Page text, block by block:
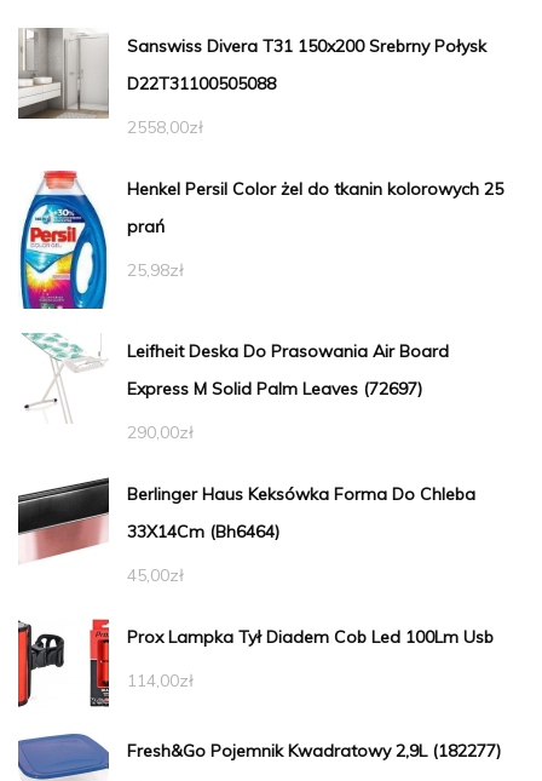
Sanswiss Divera T31 150x200 Srebrny Połysk
D22T31100505088
2558,00zł
Henkel Persil Color żel do tkanin kolorowych 25
prań
25,98zł
Leifheit Deska Do Prasowania Air Board
Express M Solid Palm Leaves (72697)
290,00zł
Berlinger Haus Keksówka Forma Do Chleba
33X14Cm (Bh6464)
45,00zł
Prox Lampka Tył Diadem Cob Led 100Lm Usb
114,00zł
Fresh&Go Pojemnik Kwadratowy 2,9L (182277)